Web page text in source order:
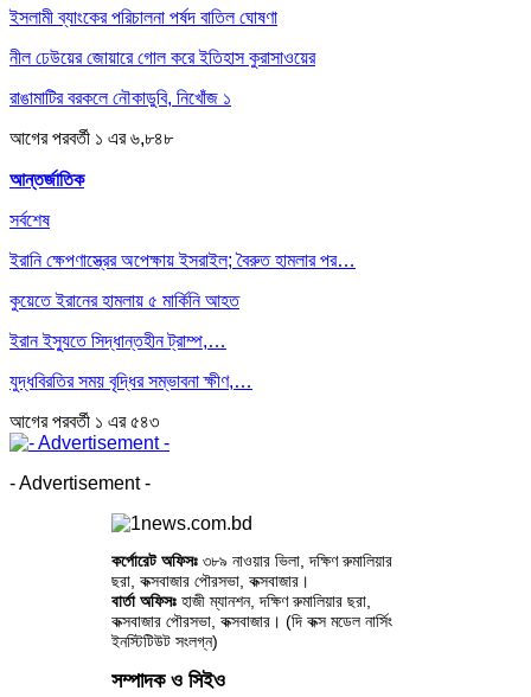
ইসলামী ব্যাংকের পরিচালনা পর্ষদ বাতিল ঘোষণা
নীল ঢেউয়ের জোয়ারে গোল করে ইতিহাস কুরাসাওয়ের
রাঙামাটির বরকলে নৌকাডুবি, নিখোঁজ ১
আগেরপরবর্তী ১ এর ৬,৮৪৮
আন্তর্জাতিক
সর্বশেষ
ইরানি ক্ষেপণাস্ত্রের অপেক্ষায় ইসরাইল; বৈরুত হামলার পর…
কুয়েতে ইরানের হামলায় ৫ মার্কিনি আহত
ইরান ইস্যুতে সিদ্ধান্তহীন ট্রাম্প,…
যুদ্ধবিরতির সময় বৃদ্ধির সম্ভাবনা ক্ষীণ,…
আগেরপরবর্তী ১ এর ৫৪৩
- Advertisement -
কর্পোরেট অফিসঃ ৩৮৯ নাওয়ার ভিলা, দক্ষিণ রুমালিয়ার
ছরা, কক্সবাজার পৌরসভা, কক্সবাজার।
বার্তা অফিসঃহাজী ম্যানশন, দক্ষিণ রুমালিয়ার ছরা,
কক্সবাজার পৌরসভা, কক্সবাজার। (দি কক্স মডেল নার্সিং
ইনস্টিটিউট সংলগ্ন)
সম্পাদক ও সিইও